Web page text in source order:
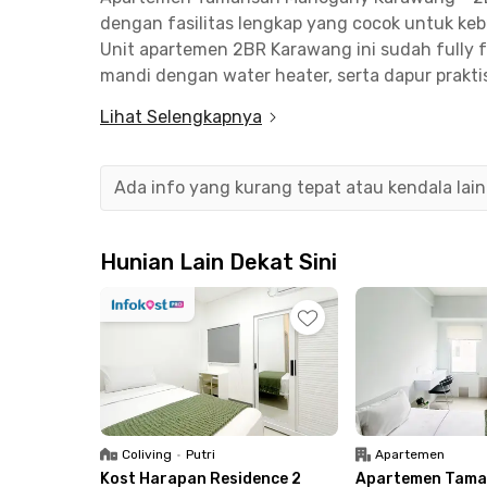
dengan fasilitas lengkap yang cocok untuk
Unit apartemen 2BR Karawang ini sudah fully
mandi dengan water heater, serta dapur
suasana tinggal yang tenang sekaligus
Fasilitas penunjang apartemen Karawang ini
parkir, hingga sistem keamanan CCTV. Untuk
ada area komunal ber-AC yang dilengkapi TV
bersama keluarga maupun teman.
Lokasinya pun strategis di jantung Karawang,
Motor maupun Primaya Hospital Karawang,
juga dekat dengan kawasan pendidikan dan
Karawang (12 menit) dan PT Yamaha
menit), menjadikannya pilihan ideal untuk
hunian nyaman di Karawang.
Lihat Selengkapnya
Ada info yang kurang tepat atau kendala
Hunian Lain Dekat Sini
Coliving • Putri
Kost Harapan Residence 2
Apartemen
Apartemen